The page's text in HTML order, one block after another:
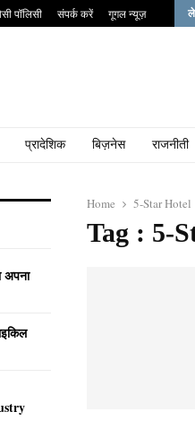
पॉलिसी संपर्क करें गूगल न्यूज़
प्रादेशिक बिज़नेस राजनीती
Home 5-Star Hotel
Tag : 5-
अपना